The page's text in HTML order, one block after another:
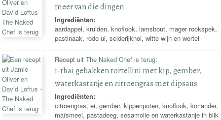
meer van die dingen
Ingrediënten:
aardappel, kruiden, knoflook, lamsbout, mager rookspek,
pastinaak, rode ui, selderijknol, witte wijn en wortel
Recept uitThe Naked Chef is terug:
i-thai gebakken tortellini met kip, gember,
waterkastanje en citroengras met dipsaus
Ingrediënten:
citroengras, ei, gember, kippenpoten, knoflook, koriander,
maïsmeel, pastadeeg, sesamolie en waterkastanje in blik